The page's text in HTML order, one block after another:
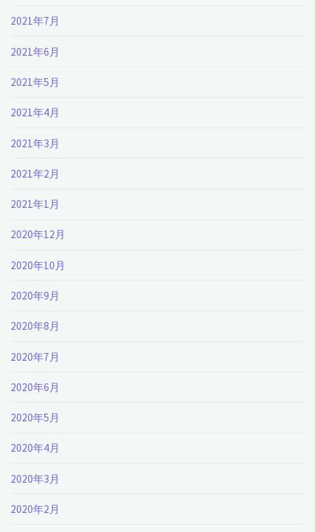
2021年7月
2021年6月
2021年5月
2021年4月
2021年3月
2021年2月
2021年1月
2020年12月
2020年10月
2020年9月
2020年8月
2020年7月
2020年6月
2020年5月
2020年4月
2020年3月
2020年2月